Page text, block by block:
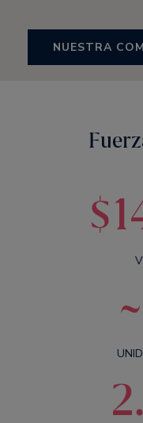
NUESTRA